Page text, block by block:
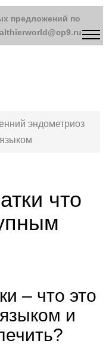
эндометриоз
что
– что это
и
предложений по